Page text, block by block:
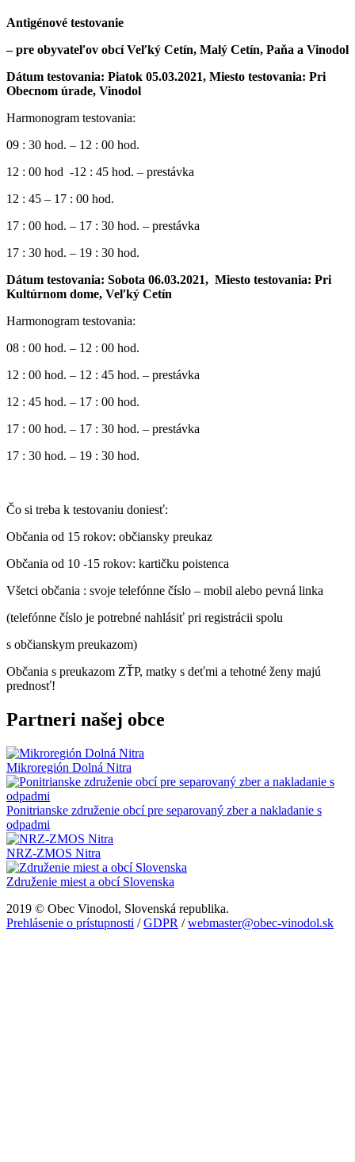
Antigénové testovanie
– pre obyvateľov obcí Veľký Cetín, Malý Cetín, Paňa a Vinodol
Dátum testovania: Piatok 05.03.2021, Miesto testovania: Pri
Obecnom úrade, Vinodol
Harmonogram testovania:
09 : 30 hod. – 12 : 00 hod.
12 : 00 hod -12 : 45 hod. – prestávka
12 : 45 – 17 : 00 hod.
17 : 00 hod. – 17 : 30 hod. – prestávka
17 : 30 hod. – 19 : 30 hod.
Dátum testovania: Sobota 06.03.2021, Miesto testovania: Pri
Kultúrnom dome, Veľký Cetín
Harmonogram testovania:
08 : 00 hod. – 12 : 00 hod.
12 : 00 hod. – 12 : 45 hod. – prestávka
12 : 45 hod. – 17 : 00 hod.
17 : 00 hod. – 17 : 30 hod. – prestávka
17 : 30 hod. – 19 : 30 hod.
Čo si treba k testovaniu doniesť:
Občania od 15 rokov: občiansky preukaz
Občania od 10 -15 rokov: kartičku poistenca
Všetci občania : svoje telefónne číslo – mobil alebo pevná linka
(telefónne číslo je potrebné nahlásiť pri registrácii spolu
s občianskym preukazom)
Občania s preukazom ZŤP, matky s deťmi a tehotné ženy majú
prednosť!
Partneri našej obce
Mikroregión Dolná Nitra
Ponitrianske združenie obcí pre separovaný zber a nakladanie s
odpadmi
NRZ-ZMOS Nitra
Združenie miest a obcí Slovenska
2019 © Obec Vinodol, Slovenská republika.
Prehlásenie o prístupnosti /GDPR /webmaster@obec-vinodol.sk